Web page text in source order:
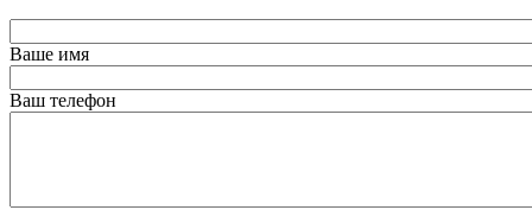
Ваше имя
Ваш телефон